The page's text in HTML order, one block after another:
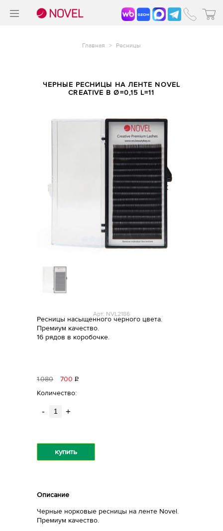
Главная > Ресницы
ЧЕРНЫЕ РЕСНИЦЫ НА ЛЕНТЕ NOVEL
CREATIVE B Ø=0,15 L=11
Арт: NVL2186
Ресницы насыщенного черного цвета.
Премиум качество.
16 рядов в коробочке.
1080 700 Р
Количество:
- +
купить
Описание
Черные норковые ресницы на ленте Novel.
Премиум качество.